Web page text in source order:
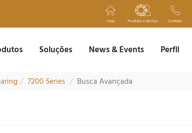
Casa Produto e serviço Contato
Soluções News & Events Perfil
7200 Series Busca Avançada